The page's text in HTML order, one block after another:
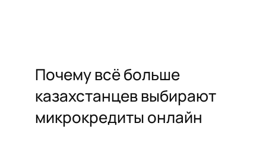
Почему всё больше
казахстанцев выбирают
микрокредиты онлайн